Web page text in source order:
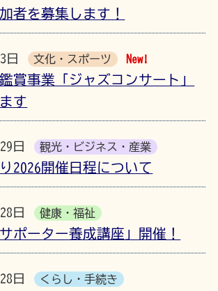
者を募集します！
日 文化・スポーツ New!
賞事業「ジャズコンサート」
す
日 観光・ビジネス・産業
2026開催日程について
日 健康・福祉
ポーター養成講座」開催！
日 くらし・手続き